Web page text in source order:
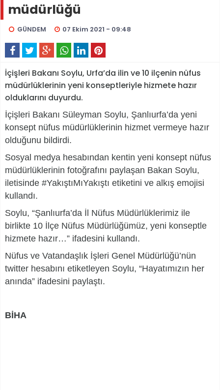
müdürlüğü
GÜNDEM 07 Ekim 2021 - 09:48
İçişleri Bakanı Soylu, Urfa’da ilin ve 10 ilçenin nüfus
müdürlüklerinin yeni konseptleriyle hizmete hazır
olduklarını duyurdu.
İçişleri Bakanı Süleyman Soylu, Şanlıurfa’da yeni
konsept nüfus müdürlüklerinin hizmet vermeye hazır
olduğunu bildirdi.
Sosyal medya hesabından kentin yeni konsept nüfus
müdürlüklerinin fotoğrafını paylaşan Bakan Soylu,
iletisinde #YakıştıMıYakıştı etiketini ve alkış emojisi
kullandı.
Soylu, “Şanlıurfa’da İl Nüfus Müdürlüklerimiz ile
birlikte 10 İlçe Nüfus Müdürlüğümüz, yeni konseptle
hizmete hazır…” ifadesini kullandı.
Nüfus ve Vatandaşlık İşleri Genel Müdürlüğü’nün
twitter hesabını etiketleyen Soylu, “Hayatımızın her
anında” ifadesini paylaştı.
BİHA